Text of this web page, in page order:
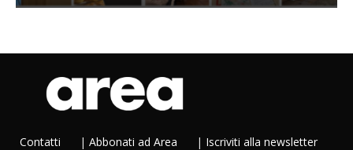
Contatti | Abbonati ad Area | Iscriviti alla newsletter